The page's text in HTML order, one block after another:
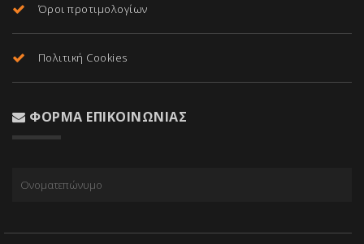
Όροι προτιμολογίων
Πολιτική Cookies
ΦΌΡΜΑ ΕΠΙΚΟΙΝΩΝΊΑΣ